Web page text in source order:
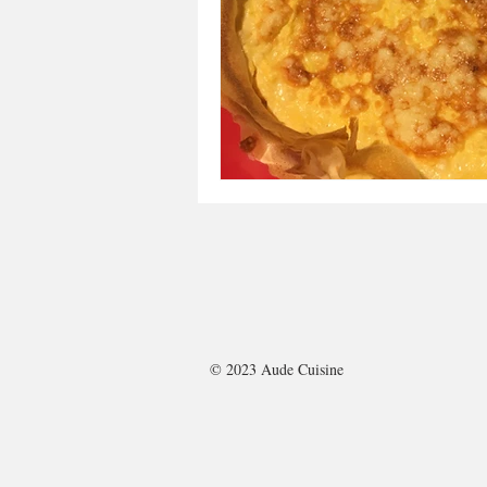
A tartiner Aux flocons d'avoine
Bouchées apéritives Bowlcakes
Crêpes, gaufres et pancakes
© 2023 Aude Cuisine